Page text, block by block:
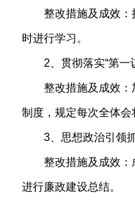
整改措施及成效
时进行学习。
2、贯彻落实“第一
整改措施及成效：
制度，规定每次全体会
3、思想政治引领
整改措施及成效
进行廉政建设总结。